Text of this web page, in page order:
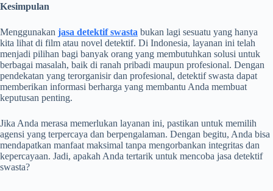
Kesimpulan
Menggunakan jasa detektif swasta bukan lagi sesuatu yang hanya
kita lihat di film atau novel detektif. Di Indonesia, layanan ini telah
menjadi pilihan bagi banyak orang yang membutuhkan solusi untuk
berbagai masalah, baik di ranah pribadi maupun profesional. Dengan
pendekatan yang terorganisir dan profesional, detektif swasta dapat
memberikan informasi berharga yang membantu Anda membuat
keputusan penting.
Jika Anda merasa memerlukan layanan ini, pastikan untuk memilih
agensi yang terpercaya dan berpengalaman. Dengan begitu, Anda bisa
mendapatkan manfaat maksimal tanpa mengorbankan integritas dan
kepercayaan. Jadi, apakah Anda tertarik untuk mencoba jasa detektif
swasta?